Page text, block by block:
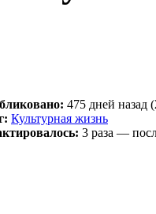
475 дней назад
Культурная жизнь
3 раза —